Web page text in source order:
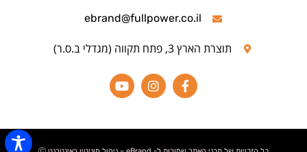
ebrand@fullpower.co.il
תוצרת הארץ 3, פתח תקווה (מגדלי ב.ס.ר)